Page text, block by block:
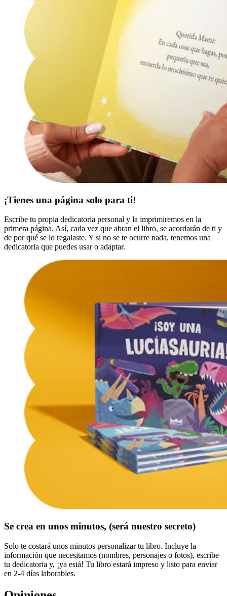
¡Tienes una página solo para ti!
Escribe tu propia dedicatoria personal y la imprimiremos en la
primera página. Así, cada vez que abran el libro, se acordarán de ti y
de por qué se lo regalaste. Y si no se te ocurre nada, tenemos una
dedicatoria que puedes usar o adaptar.
Se crea en unos minutos, (será nuestro secreto)
Solo te costará unos minutos personalizar tu libro. Incluye la
información que necesitamos (nombres, personajes o fotos), escribe
tu dedicatoria y, ¡ya está! Tu libro estará impreso y listo para enviar
en 2-4 días laborables.